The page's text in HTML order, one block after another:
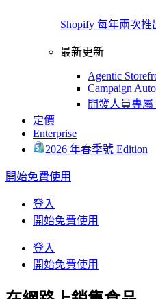
Shopify 每年兩次推
最新更新
Agentic
Campaign
開發人員專屬
定價
Enterprise
2026 年春季號 Edition
開始免費使用
登入
開始免費使用
登入
開始免費使用